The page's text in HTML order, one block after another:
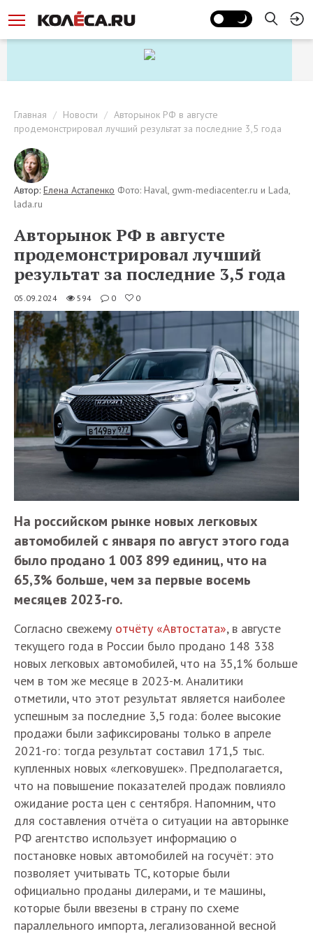
Главная Новости
Авторынок РФ в августе
продемонстрировал лучший результат за последние 3,5 года
Автор: Елена Астапенко Фото: Haval, gwm-mediacenter.ru и Lada,
lada.ru
Авторынок РФ в августе
продемонстрировал лучший
результат за последние 3,5 года
05.09.2024 594 0 0
На российском рынке новых легковых
автомобилей с января по август этого года
было продано 1 003 899 единиц, что на
65,3% больше, чем за первые восемь
месяцев 2023-го.
Согласно свежему отчёту «Автостата», в августе
текущего года в России было продано 148 338
новых легковых автомобилей, что на 35,1% больше
чем в том же месяце в 2023-м. Аналитики
отметили, что этот результат является наиболее
успешным за последние 3,5 года: более высокие
продажи были зафиксированы только в апреле
2021-го: тогда результат составил 171,5 тыс.
купленных новых «легковушек». Предполагается,
что на повышение показателей продаж повлияло
ожидание роста цен с сентября. Напомним, что
для составления отчёта о ситуации на авторынке
РФ агентство использует информацию о
постановке новых автомобилей на госучёт: это
позволяет учитывать ТС, которые были
официально проданы дилерами, и те машины,
которые были ввезены в страну по схеме
параллельного импорта, легализованной весной